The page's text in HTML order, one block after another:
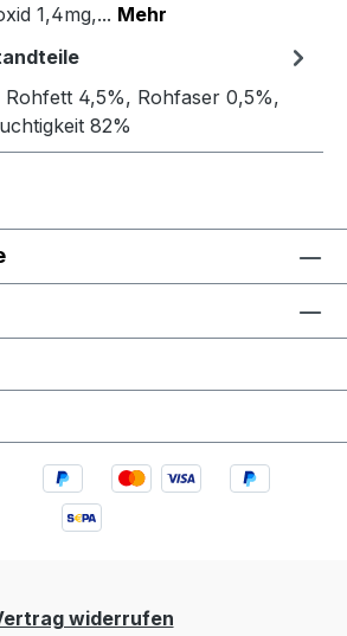
1,4mg,... Mehr
4,5%, Rohfaser 0,5%,
82%
widerrufen